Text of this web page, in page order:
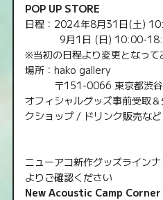
POP UP STORE
日程：2024年8月31日(土)
9月1日 (日) 10:00-
※当初の日程より変更となって
場所：hako gallery
〒151-0066 東京都渋谷
オフィシャルグッズ事前受取
クショップ / ドリンク販売など
ニューアコ新作グッズライン
よりご確認ください
New Acoustic Camp